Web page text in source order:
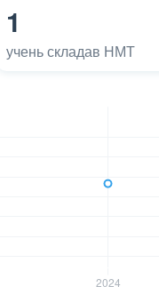
1
учень складав НМТ